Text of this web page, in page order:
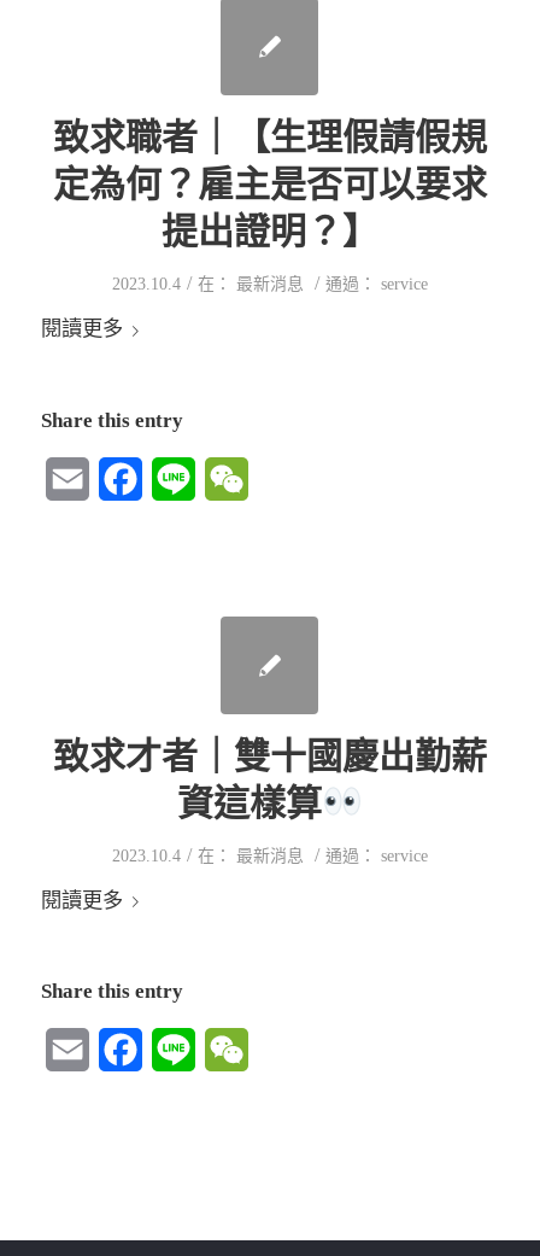
致求職者｜【生理假請假規
定為何？雇主是否可以要求
提出證明？】
2023.10.4 / 在： 最新消息 / 通過： service
閱讀更多
Share this entry
Email FacebookLine
致求才者｜雙十國慶出勤薪
資這樣算
2023.10.4 / 在： 最新消息 / 通過： service
閱讀更多
Share this entry
Email FacebookLine